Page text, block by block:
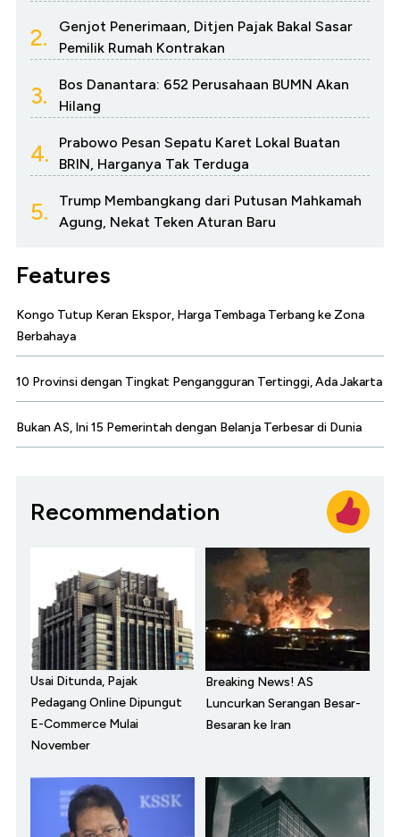
2.
Genjot Penerimaan, Ditjen Pajak Bakal Sasar
Pemilik Rumah Kontrakan
3.
Bos Danantara: 652 Perusahaan BUMN Akan
Hilang
4.
Prabowo Pesan Sepatu Karet Lokal Buatan
BRIN, Harganya Tak Terduga
5.
Trump Membangkang dari Putusan Mahkamah
Agung, Nekat Teken Aturan Baru
Features
Kongo Tutup Keran Ekspor, Harga Tembaga Terbang ke Zona
Berbahaya
10 Provinsi dengan Tingkat Pengangguran Tertinggi, Ada Jakarta
Bukan AS, Ini 15 Pemerintah dengan Belanja Terbesar di Dunia
Recommendation
Usai Ditunda, Pajak
Pedagang Online Dipungut
E-Commerce Mulai
November
Breaking News! AS
Luncurkan Serangan Besar-
Besaran ke Iran